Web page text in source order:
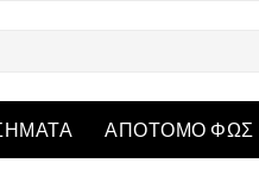
ΑΠΌΤΟΜΟ ΦΩΣ